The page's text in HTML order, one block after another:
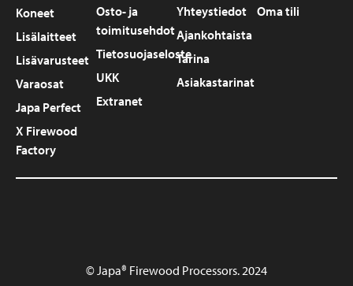
Koneet
Lisälaitteet
Lisävarusteet
Varaosat
Japa Perfect
X Firewood
Factory
Osto- ja
toimitusehdot
Tietosuojaseloste
UKK
Extranet
Yhteystiedot
Ajankohtaista
Tarina
Asiakastarinat
Oma tili
© Japa® Firewood Processors. 2024